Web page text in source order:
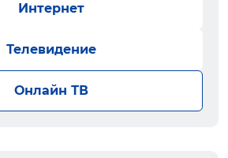
Интернет
Телевидение
Онлайн ТВ